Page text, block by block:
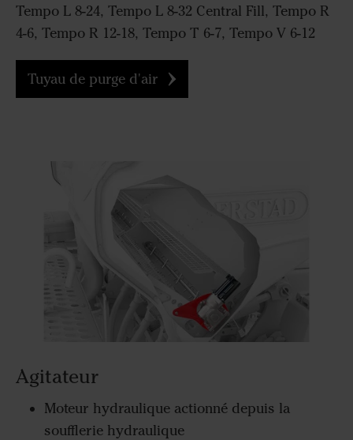
Tempo L 8-24, Tempo L 8-32 Central Fill, Tempo R
4-6, Tempo R 12-18, Tempo T 6-7, Tempo V 6-12
Tuyau de purge d'air
Agitateur
Moteur hydraulique actionné depuis la
soufflerie hydraulique